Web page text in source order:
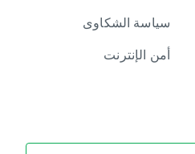
سياسة الشكاوى
أمن الإنترنت